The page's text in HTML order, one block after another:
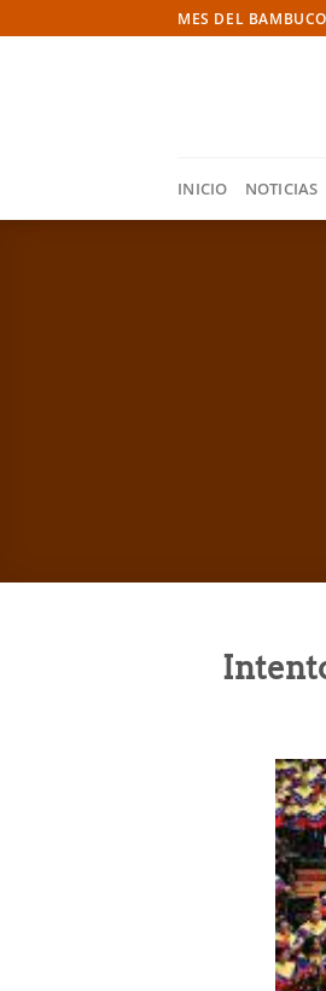
to
MES DEL
INICIO NOTICIAS